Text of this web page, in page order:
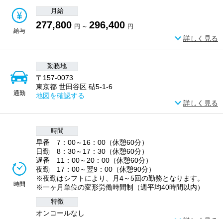
給与
月給
277,800 円 ～ 296,400 円
詳しく見る
通勤
勤務地
〒157-0073
東京都 世田谷区 砧5-1-6
地図を確認する
詳しく見る
時間
時間
早番 7：00～16：00（休憩60分）
日勤 8：30～17：30（休憩60分）
遅番 11：00～20：00（休憩60分）
夜勤 17：00～翌9：00（休憩90分）
※夜勤はシフトにより、月4～5回の勤務となります。
※一ヶ月単位の変形労働時間制（週平均40時間以内）
特徴
オンコールなし